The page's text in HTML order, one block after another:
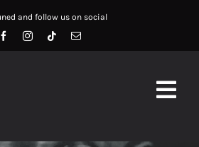
and follow us on social